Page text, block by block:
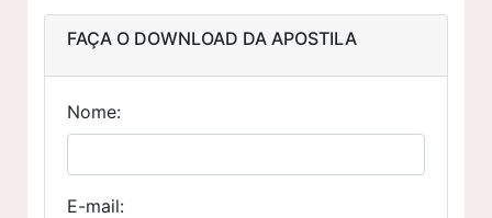
FAÇA O DOWNLOAD DA APOSTILA
Nome:
E-mail: